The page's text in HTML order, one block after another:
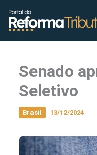
conteúdo
Senado
Seletivo
Brasil 13/12/2024